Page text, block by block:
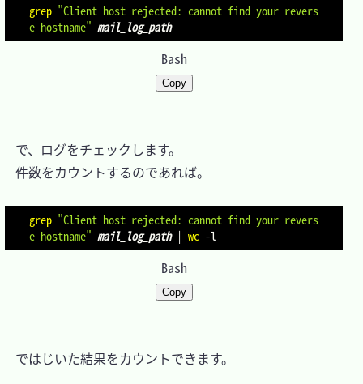
grep "Client host rejected: cannot find your revers
e hostname" mail_log_path
Bash
Copy
で、ログをチェックします。
件数をカウントするのであれば。
grep "Client host rejected: cannot find your revers
e hostname" mail_log_path | wc -l
Bash
Copy
ではじいた結果をカウントできます。